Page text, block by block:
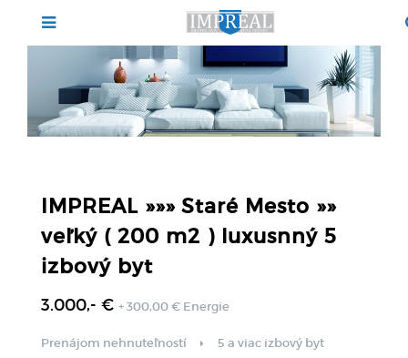
IMPREAL »»» Staré Mesto »»
veľký ( 200 m2 ) luxusnný 5
izbový byt
3.000,- € + 300,00 € Energie
Prenájom nehnuteľností 5 a viac izbový byt